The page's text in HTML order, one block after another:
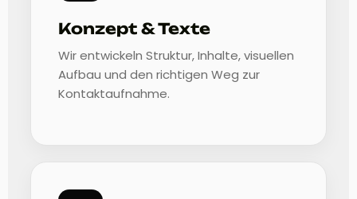
Konzept & Texte
Wir entwickeln Struktur, Inhalte, visuellen
Aufbau und den richtigen Weg zur
Kontaktaufnahme.